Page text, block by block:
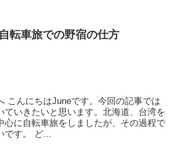
自転車旅での野宿の仕方
こんにちはJuneです。今回の記事では
ていきたいと思います。北海道、台湾を
心に自転車旅をしましたが、その過程で
す。 ど...